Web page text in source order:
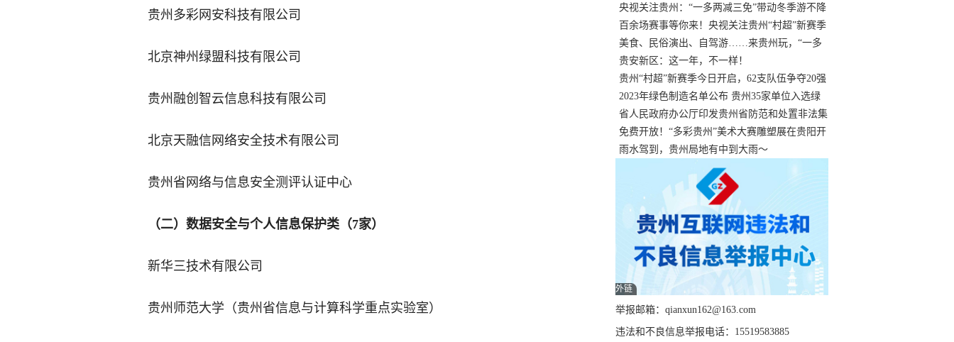
贵州多彩网安科技有限公司
北京神州绿盟科技有限公司
贵州融创智云信息科技有限公司
北京天融信网络安全技术有限公司
贵州省网络与信息安全测评认证中心
（二）数据安全与个人信息保护类（7家）
新华三技术有限公司
贵州师范大学（贵州省信息与计算科学重点实验室）
错过
央视关注贵州：“一多两减三免”带动冬季游不降
温
百余场赛事等你来！央视关注贵州“村超”新赛季
正式“打响”
美食、民俗演出、自驾游……来贵州玩，“一多
两减三免”！
贵安新区：这一年，不一样！
贵州“村超”新赛季今日开启，62支队伍争夺20强
名额
2023年绿色制造名单公布 贵州35家单位入选绿
色工厂
省人民政府办公厅印发贵州省防范和处置非法集
资工作实施细则
免费开放！“多彩贵州”美术大赛雕塑展在贵阳开
展，持续至1月19日
雨水驾到，贵州局地有中到大雨～
外链
举报邮箱：qianxun162@163.com
违法和不良信息举报电话：15519583885